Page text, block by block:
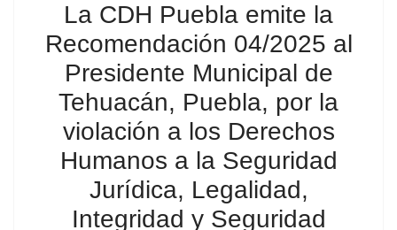
La CDH Puebla emite la
Recomendación 04/2025 al
Presidente Municipal de
Tehuacán, Puebla, por la
violación a los Derechos
Humanos a la Seguridad
Jurídica, Legalidad,
Integridad y Seguridad